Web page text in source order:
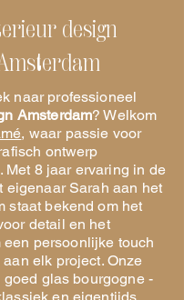
design
naar professioneel
Amsterdam? Welkom
, waar passie voor
ontwerp
Met 8 jaar ervaring in de
eigenaar Sarah aan het
staat bekend om het
detail en het
een persoonlijke touch
elk project. Onze
glas bourgogne -